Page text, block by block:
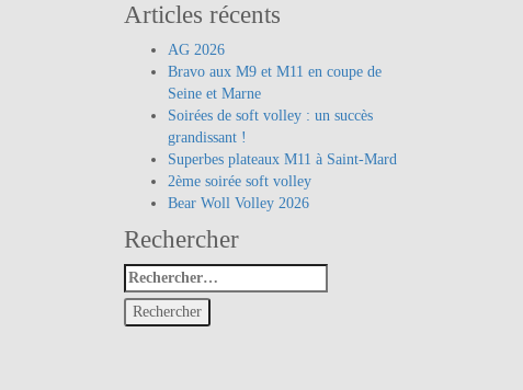
Articles récents
AG 2026
Bravo aux M9 et M11 en coupe de
Seine et Marne
Soirées de soft volley : un succès
grandissant !
Superbes plateaux M11 à Saint-Mard
2ème soirée soft volley
Bear Woll Volley 2026
Rechercher
Rechercher
: